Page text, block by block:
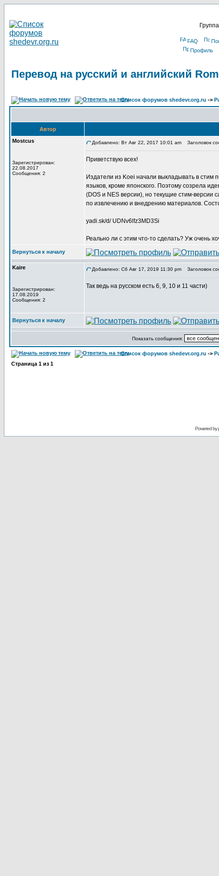
FAQ
Профиль
Перевод на русский и английский
Список форумов shedevr.org.ru ->
Автор
Mostcus
Зарегистрирован:
22.08.2017
Сообщения: 2
Добавлено: Вт Авг 22, 2017 10:01 am Заголовок
Приветствую всех!
Издатели из Koei начали выкладывать в стим
языков, кроме японского. Поэтому созрела
(DOS и NES версии), но текущие стим-версии
по извлечению и внедрению материалов.
yadi.sk/d/ UDNv6lfz3MD3Si
Реально ли с этим что-то сделать? Уж очень
Вернуться к началу
Kaire
Зарегистрирован:
17.08.2019
Сообщения: 2
Добавлено: Сб Авг 17, 2019 11:30 pm Заголовок
Так ведь на русском есть 6, 9, 10 и 11 части)
Вернуться к началу
Показать сообщения:
Список форумов shedevr.org.ru ->
Страница 1 из 1
Powered by